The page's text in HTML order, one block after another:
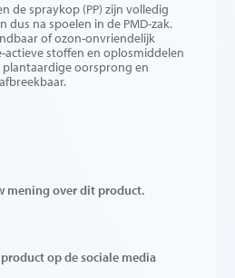
de spraykop (PP) zijn volledig
dus na spoelen in de PMD-zak.
of ozon-onvriendelijk
actieve stoffen en oplosmiddelen
plantaardige oorsprong en
mening over dit product.
op de sociale media